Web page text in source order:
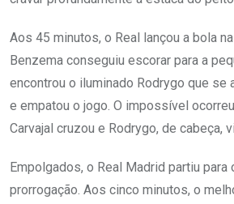
Aos 45 minutos, o Real lançou a bola
Benzema conseguiu escorar para a
encontrou o iluminado Rodrygo que se
e empatou o jogo. O impossível
Carvajal cruzou e Rodrygo, de cabeça,
Empolgados, o Real Madrid partiu para
prorrogação. Aos cinco minutos, o